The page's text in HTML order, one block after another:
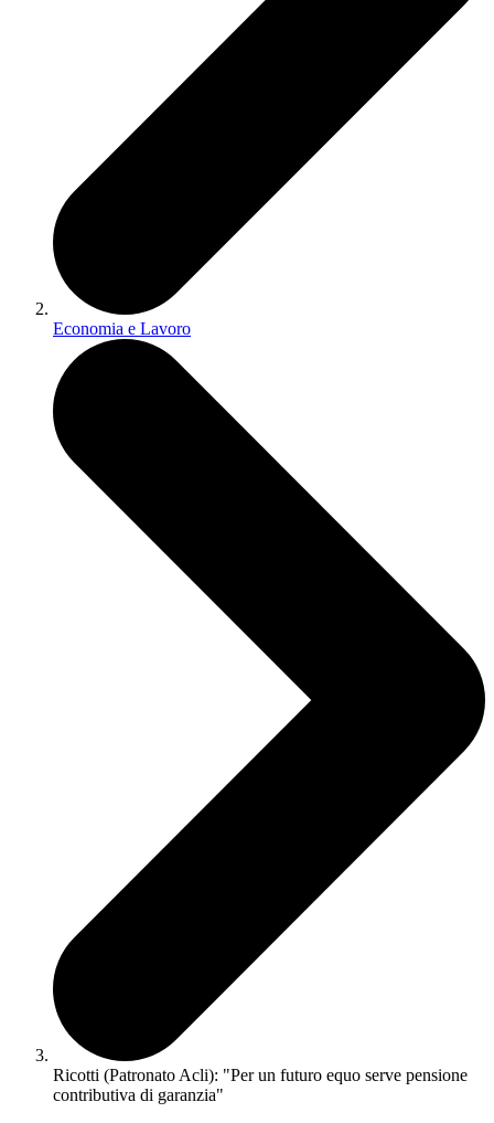
Economia e Lavoro
Ricotti (Patronato Acli): "Per un futuro equo serve pensione
contributiva di garanzia"